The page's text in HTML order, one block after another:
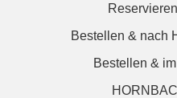
Bestellen & nach
Bestellen &